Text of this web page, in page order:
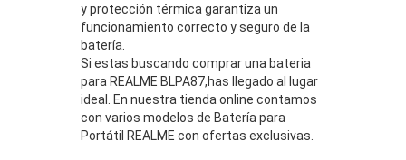
y protección térmica garantiza un
funcionamiento correcto y seguro de la
batería.
Si estas buscando comprar una bateria
para REALME BLPA87,has llegado al lugar
ideal. En nuestra tienda online contamos
con varios modelos de Batería para
Portátil REALME con ofertas exclusivas.